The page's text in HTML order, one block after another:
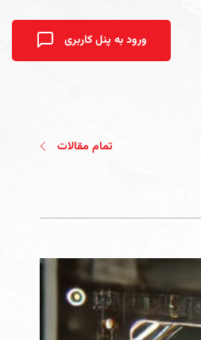
ورود به پنل کاربری
تمام مقالات